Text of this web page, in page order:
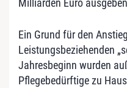
Milliarden Euro
Ein Grund für den
Leistungsbeziehenden
Jahresbeginn wurden
Pflegebedürftige zu